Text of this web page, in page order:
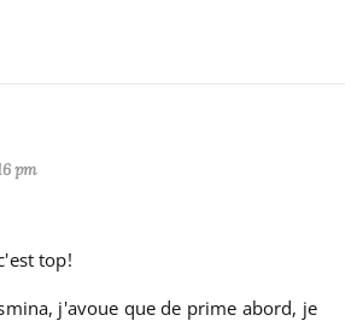
pm
top!
j'avoue que de prime abord, je